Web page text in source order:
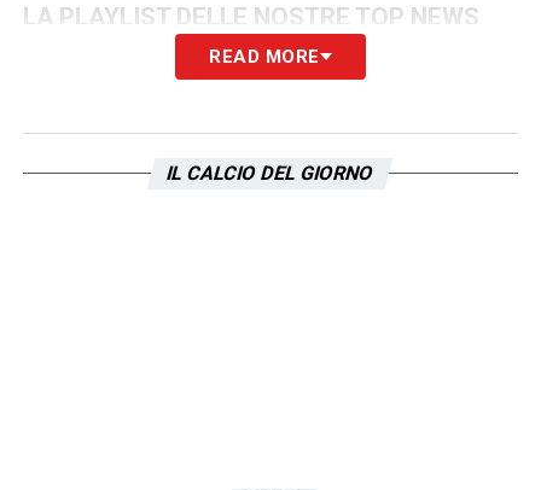
LA PLAYLIST DELLE NOSTRE TOP NEWS
READ MORE
IL CALCIO DEL GIORNO